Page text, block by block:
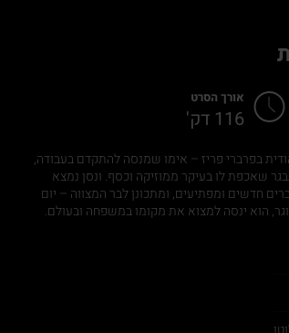
אורך הסרט
116 דק'
13, חי עם משפחתו היהודית בפרברי פריז – אימו שמנסה להתקדם בעבודה,
שאכפת לו בעיקר ממוזיקה וכסף. ונסן נמצא
חדשים ומפתיעים, ומתכונן לבר המצווה – יום
הוא ינסה למצוא את מקומו במשפחה ובעולם.